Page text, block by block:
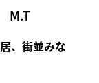
M.T
、街並みな